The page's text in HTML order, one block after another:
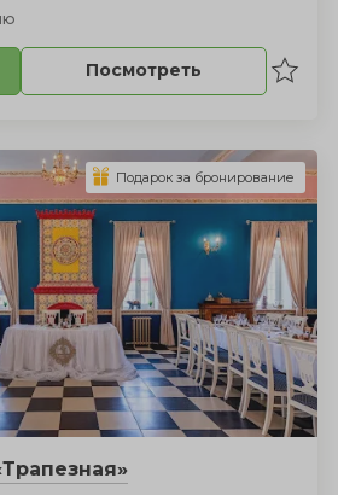
Посмотреть
Подарок за бронирование